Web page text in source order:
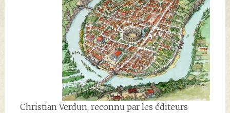
Christian Verdun, reconnu par les éditeurs